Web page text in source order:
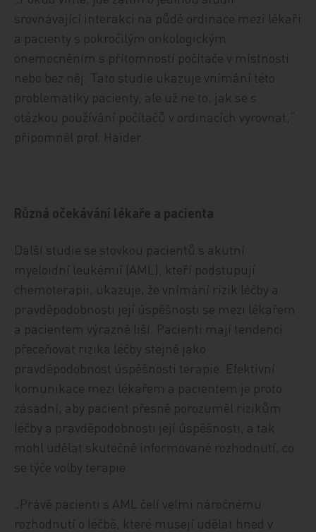
srovnávající interakci na půdě ordinace mezi lékaři
a pacienty s pokročilým onkologickým
onemocněním s přítomností počítače v místnosti
nebo bez něj. Tato studie ukazuje vnímání této
problematiky pacienty, ale už ne to, jak se s
otázkou používání počítačů v ordinacích vyrovnat,“
připomněl prof. Haider.
Různá očekávání lékaře a pacienta
Další studie se stovkou pacientů s akutní
myeloidní leukémií (AML), kteří podstupují
chemoterapii, ukazuje, že vnímání rizik léčby a
pravděpodobnosti její úspěšnosti se mezi lékařem
a pacientem výrazně liší. Pacienti mají tendenci
přeceňovat rizika léčby stejně jako
pravděpodobnost úspěšnosti terapie. Efektivní
komunikace mezi lékařem a pacientem je proto
zásadní, aby pacient přesně porozuměl rizikům
léčby a pravděpodobnosti její úspěšnosti, a tak
mohl udělat skutečně informované rozhodnutí, co
se týče volby terapie.
„Právě pacienti s AML čelí velmi náročnému
rozhodnutí o léčbě, které musejí udělat hned v